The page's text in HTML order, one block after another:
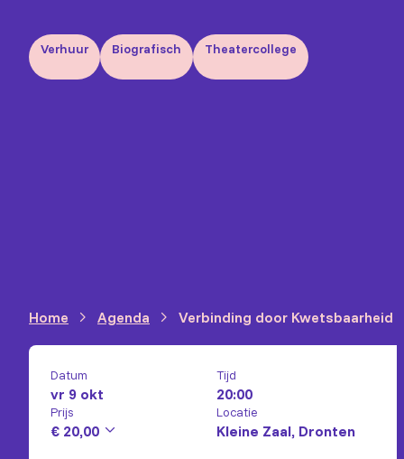
Verhuur Biografisch Theatercollege
Home Agenda Verbinding door Kwetsbaarheid
Datum
vr 9 okt
Tijd
20:00
Prijs
€ 20,00
Locatie
Kleine Zaal, Dronten